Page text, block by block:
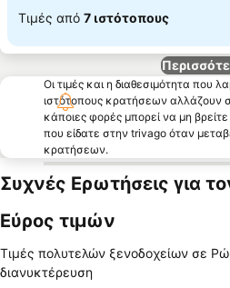
Τιμές από 7 ιστότοπους
Οι τιμές και η διαθεσιμότητα που
ιστότοπους κρατήσεων αλλάζουν
κάποιες φορές μπορεί να μη
που είδατε στην trivago όταν
κρατήσεων.
Συχνές Ερωτήσεις για
Εύρος τιμών
Τιμές πολυτελών ξενοδοχείων σε
διανυκτέρευση